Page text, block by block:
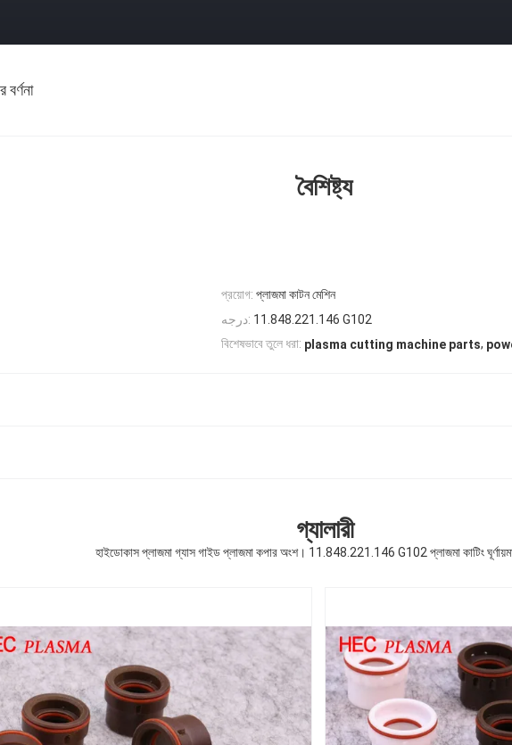
বর্ণনা
বৈশিষ্ট্য
প্রয়োগ: প্লাজমা কাটন মেশিন
درجه: 11.848.221.146 G102
বিশেষভাবে তুলে ধরা: plasma cutting machine parts,
গ্যালারী
হাইডোকাস প্লাজমা গ্যাস গাইড প্লাজমা কপার অংশ। 11.848.221.146 G102 প্লাজমা কাটিং